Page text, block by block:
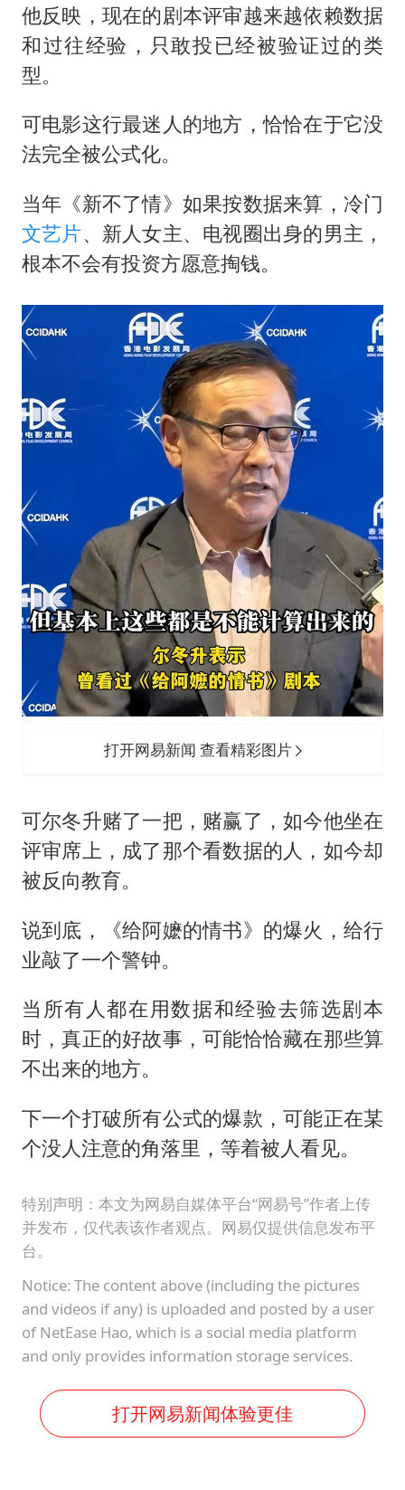
他反映，现在的剧本评审越来越依赖数据
和过往经验，只敢投已经被验证过的类
型。
可电影这行最迷人的地方，恰恰在于它没
法完全被公式化。
当年《新不了情》如果按数据来算，冷门
文艺片、新人女主、电视圈出身的男主，
根本不会有投资方愿意掏钱。
打开网易新闻 查看精彩图片
可尔冬升赌了一把，赌赢了，如今他坐在
评审席上，成了那个看数据的人，如今却
被反向教育。
说到底，《给阿嬷的情书》的爆火，给行
业敲了一个警钟。
当所有人都在用数据和经验去筛选剧本
时，真正的好故事，可能恰恰藏在那些算
不出来的地方。
下一个打破所有公式的爆款，可能正在某
个没人注意的角落里，等着被人看见。
特别声明：本文为网易自媒体平台“网易号”作者上传
并发布，仅代表该作者观点。网易仅提供信息发布平
台。
Notice: The content above (including the pictures
and videos if any) is uploaded and posted by a user
of NetEase Hao, which is a social media platform
and only provides information storage services.
打开网易新闻体验更佳